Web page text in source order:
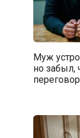
Муж
но забыл,